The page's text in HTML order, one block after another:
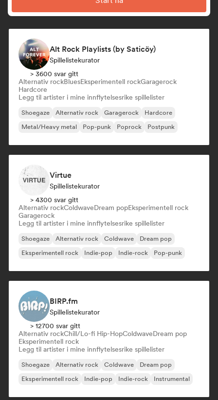
Alt Rock Playlists (by Saticöy)
Spillelistekurator
> 3600 svar gitt
Alternativ rockBluesEksperimentell rockGaragerock
Hardcore
Legg til artister i mine innflytelsesrike spillelister
Shoegaze Alternativ rock Garagerock
Hardcore
Metal/Heavy metal
Pop-punk Poprock Postpunk
Virtue
Spillelistekurator
> 4300 svar gitt
Alternativ rockColdwaveDream popEksperimentell rock
Garagerock
Legg til artister i mine innflytelsesrike spillelister
Shoegaze Alternativ rock Coldwave
Dream pop
Eksperimentell rock
Indie-pop Indie-rock Pop-punk
BIRP.fm
Spillelistekurator
> 12700 svar gitt
Alternativ rockChill/Lo-fi Hip-HopColdwaveDream pop
Eksperimentell rock
Legg til artister i mine innflytelsesrike spillelister
Shoegaze Alternativ rock Coldwave
Dream pop
Eksperimentell rock
Indie-pop Indie-rock Instrumental